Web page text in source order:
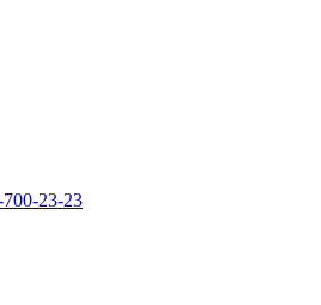
23-23